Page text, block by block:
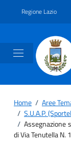
Regione Lazio
Home / Aree
/ S.U.A.P.
/ Assegnazione
di Via Tenutella N. 1